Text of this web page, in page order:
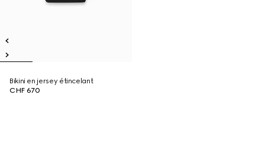
Bikini en jersey étincelant
CHF 670